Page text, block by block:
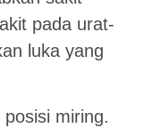
pada urat-
luka yang
miring.